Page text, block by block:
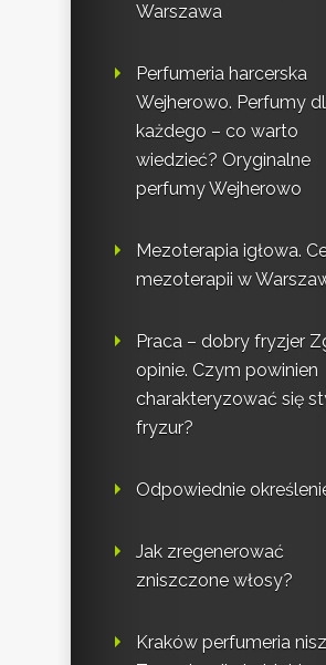
Warszawa
Perfumeria harcerska
Wejherowo. Perfumy
każdego – co warto
wiedzieć? Oryginalne
perfumy Wejherowo
Mezoterapia igłowa.
mezoterapii w
Praca – dobry fryzjer
opinie. Czym powinien
charakteryzować się
fryzur?
Odpowiednie
Jak zregenerować
zniszczone włosy?
Kraków perfumeria